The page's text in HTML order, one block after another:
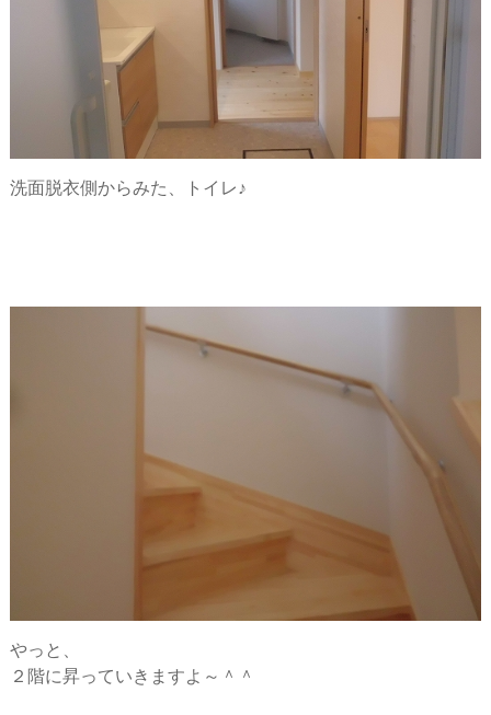
洗面脱衣側からみた、トイレ♪
やっと、
２階に昇っていきますよ～＾＾